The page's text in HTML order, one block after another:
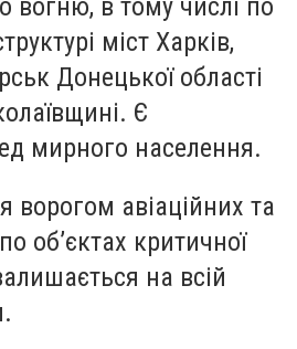
вогню, в тому числі по
міст Харків,
Донецької області
Є
мирного населення.
ворогом авіаційних та
об’єктах критичної
на всій